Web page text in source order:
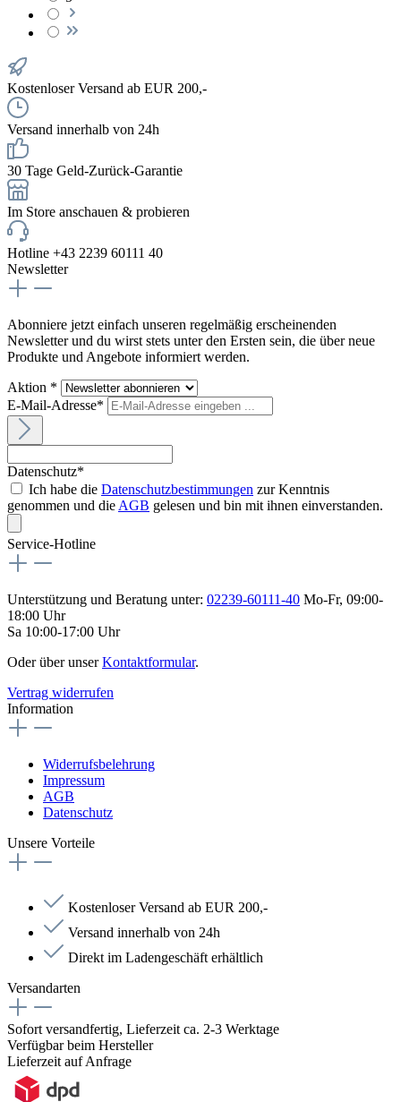
Kostenloser Versand ab EUR 200,-
Versand innerhalb von 24h
30 Tage Geld-Zurück-Garantie
Im Store anschauen & probieren
Hotline +43 2239 60111 40
Newsletter
Abonniere jetzt einfach unseren regelmäßig erscheinenden
Newsletter und du wirst stets unter den Ersten sein, die über neue
Produkte und Angebote informiert werden.
Aktion *
E-Mail-Adresse*
Datenschutz*
Ich habe die Datenschutzbestimmungen zur Kenntnis
genommen und die AGB gelesen und bin mit ihnen einverstanden.
Service-Hotline
Unterstützung und Beratung unter: 02239-60111-40 Mo-Fr, 09:00-
18:00 Uhr
Sa 10:00-17:00 Uhr
Oder über unserKontaktformular.
Vertrag widerrufen
Information
Widerrufsbelehrung
Impressum
AGB
Datenschutz
Unsere Vorteile
Kostenloser Versand ab EUR 200,-
Versand innerhalb von 24h
Direkt im Ladengeschäft erhältlich
Versandarten
Sofort versandfertig, Lieferzeit ca. 2-3 Werktage
Verfügbar beim Hersteller
Lieferzeit auf Anfrage